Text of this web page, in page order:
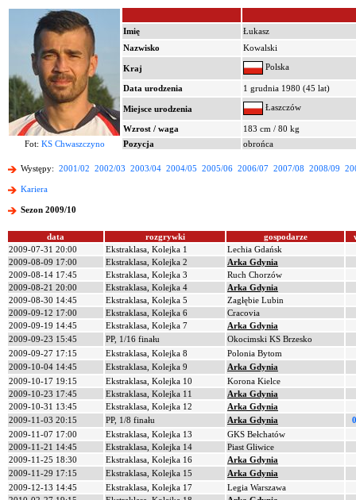
Imię
Łukasz
Nazwisko
Kowalski
Kraj Polska
Data urodzenia 1 grudnia 1980 (45 lat)
Miejsce urodzenia Łaszczów
Wzrost / waga
183 cm / 80 kg
Fot: KS Chwaszczyno Pozycja obrońca
Występy: 2001/02 2002/03 2003/04 2004/05 2005/06 2006/07 2007/08 2008/09
Kariera
Sezon 2009/10
data rozgrywki gospodarze
2009-07-31 20:00
Ekstraklasa, Kolejka 1
Lechia Gdańsk
2009-08-09 17:00
Ekstraklasa, Kolejka 2
Arka Gdynia
2009-08-14 17:45
Ekstraklasa, Kolejka 3
Ruch Chorzów
2009-08-21 20:00
Ekstraklasa, Kolejka 4
Arka Gdynia
2009-08-30 14:45
Ekstraklasa, Kolejka 5
Zagłębie Lubin
2009-09-12 17:00
Ekstraklasa, Kolejka 6
Cracovia
2009-09-19 14:45
Ekstraklasa, Kolejka 7
Arka Gdynia
2009-09-23 15:45
PP, 1/16 finału
Okocimski KS Brzesko
2009-09-27 17:15
Ekstraklasa, Kolejka 8
Polonia Bytom
2009-10-04 14:45
Ekstraklasa, Kolejka 9
Arka Gdynia
2009-10-17 19:15
Ekstraklasa, Kolejka 10
Korona Kielce
2009-10-23 17:45
Ekstraklasa, Kolejka 11
Arka Gdynia
2009-10-31 13:45
Ekstraklasa, Kolejka 12
Arka Gdynia
2009-11-03 20:15
PP, 1/8 finału Arka Gdynia
2009-11-07 17:00
Ekstraklasa, Kolejka 13
GKS Bełchatów
2009-11-21 14:45
Ekstraklasa, Kolejka 14
Piast Gliwice
2009-11-25 18:30
Ekstraklasa, Kolejka 16
Arka Gdynia
2009-11-29 17:15
Ekstraklasa, Kolejka 15
Arka Gdynia
2009-12-13 14:45
Ekstraklasa, Kolejka 17
Legia Warszawa